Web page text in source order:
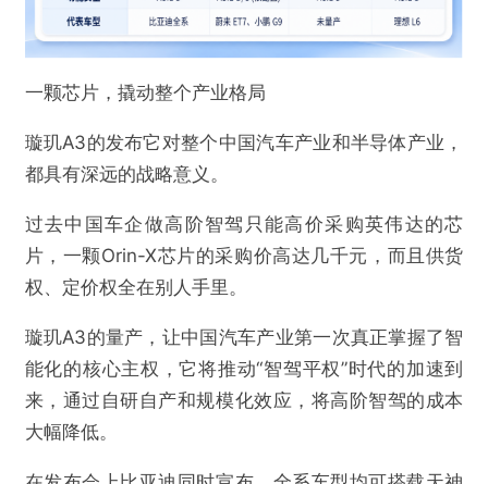
一颗芯片，撬动整个产业格局
璇玑A3的发布它对整个中国汽车产业和半导体产业，
都具有深远的战略意义。
过去中国车企做高阶智驾只能高价采购英伟达的芯
片，一颗Orin-X芯片的采购价高达几千元，而且供货
权、定价权全在别人手里。
璇玑A3的量产，让中国汽车产业第一次真正掌握了智
能化的核心主权，它将推动“智驾平权”时代的加速到
来，通过自研自产和规模化效应，将高阶智驾的成本
大幅降低。